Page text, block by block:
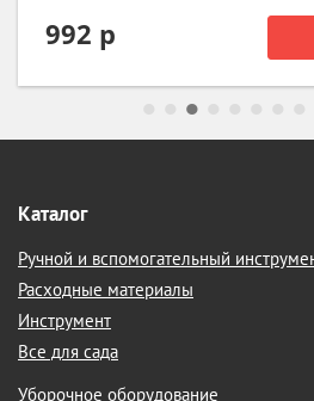
992 р
Каталог
Ручной и вспомогательный
Расходные материалы
Инструмент
Все для сада
Уборочное оборудование